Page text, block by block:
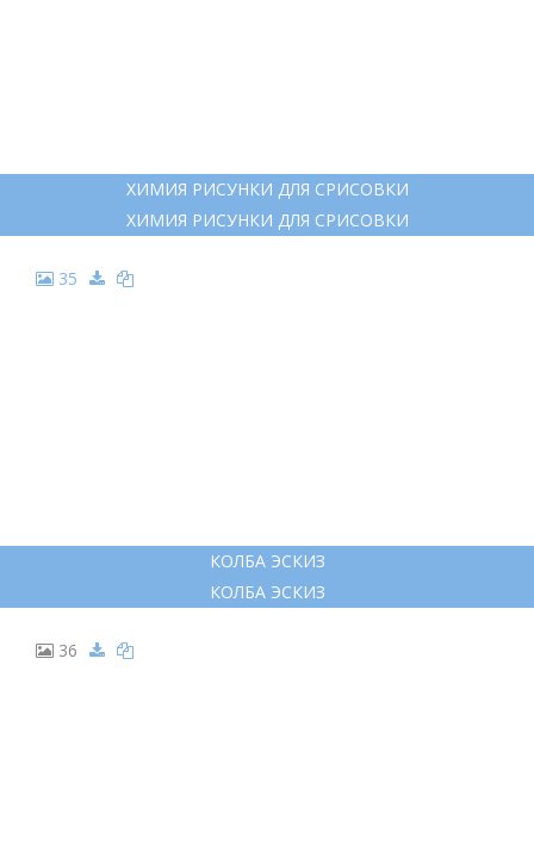
ХИМИЯ РИСУНКИ ДЛЯ СРИСОВКИ
ХИМИЯ РИСУНКИ ДЛЯ СРИСОВКИ
35
КОЛБА ЭСКИЗ
КОЛБА ЭСКИЗ
36